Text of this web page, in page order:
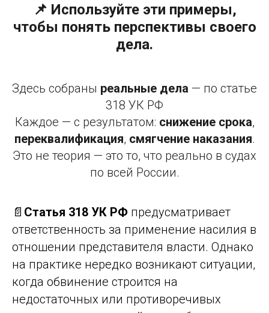
📌 Используйте эти примеры,
чтобы понять перспективы своего
дела.
Здесь собраны реальные дела — по статье
318 УК РФ
Каждое — с результатом: снижение срока,
переквалификация, смягчение наказания.
Это не теория — это то, что реально в судах
по всей России.
📄 Статья 318 УК РФ предусматривает
ответственность за применение насилия в
отношении представителя власти. Однако
на практике нередко возникают ситуации,
когда обвинение строится на
недостаточных или противоречивых